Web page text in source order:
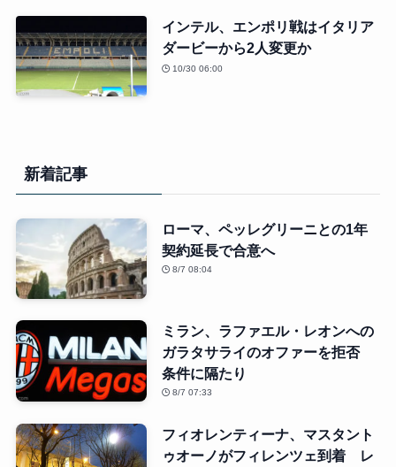
インテル、エンポリ戦はイタリア
ダービーから2人変更か
10/30 06:00
新着記事
ローマ、ペッレグリーニとの1年
契約延長で合意へ
8/7 08:04
ミラン、ラファエル・レオンへの
ガラタサライのオファーを拒否
条件に隔たり
8/7 07:33
フィオレンティーナ、マスタント
ゥオーノがフィレンツェ到着 レ